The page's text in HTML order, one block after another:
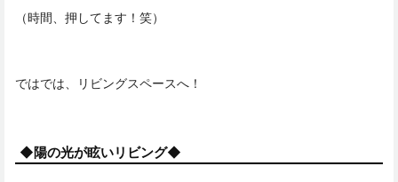
（時間、押してます！笑）
ではでは、リビングスペースへ！
◆陽の光が眩いリビング◆